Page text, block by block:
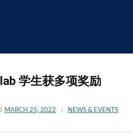
学生获多项奖励
MARCH 25, 2022 NEWS & EVENTS